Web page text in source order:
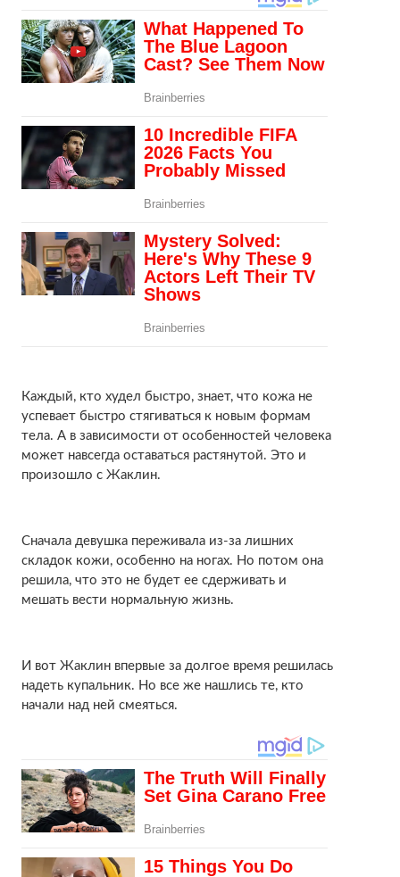
Каждый, кто худел быстро, знает, что кожа не
успевает быстро стягиваться к новым формам
тела. А в зависимости от особенностей человека
может навсегда оставаться растянутой. Это и
произошло с Жаклин.
Сначала девушка переживала из-за лишних
складок кожи, особенно на ногах. Но потом она
решила, что это не будет ее сдерживать и
мешать вести нормальную жизнь.
И вот Жаклин впервые за долгое время решилась
надеть купальник. Но все же нашлись те, кто
начали над ней смеяться.